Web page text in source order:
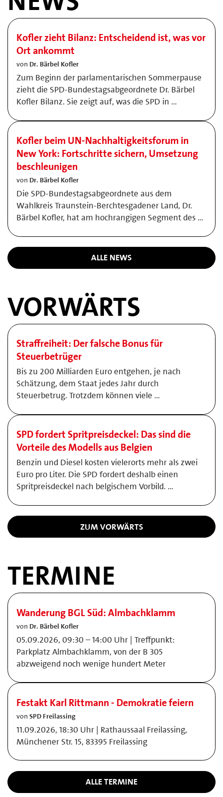
Kofler zieht Bilanz: Entscheidend ist, was vor
Ort ankommt
von Dr. Bärbel Kofler
Zum Beginn der parlamentarischen Sommerpause
zieht die SPD-Bundestagsabgeordnete Dr. Bärbel
Kofler Bilanz. Sie zeigt auf, was die SPD in …
Kofler beim UN-Nachhaltigkeitsforum in
New York: Fortschritte sichern, Umsetzung
beschleunigen
von Dr. Bärbel Kofler
Die SPD-Bundestagsabgeordnete aus dem
Wahlkreis Traunstein-Berchtesgadener Land, Dr.
Bärbel Kofler, hat am hochrangigen Segment des …
ALLE NEWS
VORWÄRTS
Straffreiheit: Der falsche Bonus für
Steuerbetrüger
Bis zu 200 Milliarden Euro entgehen, je nach
Schätzung, dem Staat jedes Jahr durch
Steuerbetrug. Trotzdem können viele …
SPD fordert Spritpreisdeckel: Das sind die
Vorteile des Modells aus Belgien
Benzin und Diesel kosten vielerorts mehr als zwei
Euro pro Liter. Die SPD fordert deshalb einen
Spritpreisdeckel nach belgischem Vorbild. …
ZUM VORWÄRTS
TERMINE
Wanderung BGL Süd: Almbachklamm
von Dr. Bärbel Kofler
05.09.2026, 09:30 – 14:00 Uhr | Treffpunkt:
Parkplatz Almbachklamm, von der B 305
abzweigend noch wenige hundert Meter
Festakt Karl Rittmann - Demokratie feiern
von SPD Freilassing
11.09.2026, 18:30 Uhr | Rathaussaal Freilassing,
Münchener Str. 15, 83395 Freilassing
ALLE TERMINE